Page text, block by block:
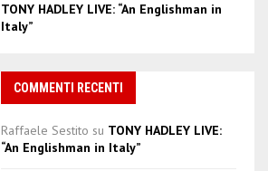
TONY HADLEY LIVE: “An Englishman in
Italy”
COMMENTI RECENTI
Raffaele Sestito su TONY HADLEY LIVE:
“An Englishman in Italy”